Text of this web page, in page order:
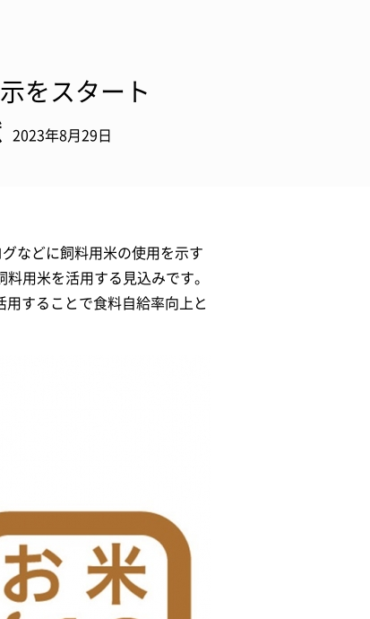
示をスタート
2023年8月29日
などに飼料用米の使用を示す
用米を活用する見込みです。
することで食料自給率向上と